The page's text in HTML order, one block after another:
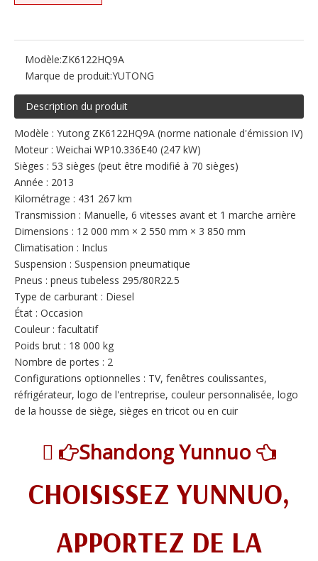
Modèle:ZK6122HQ9A
Marque de produit:YUTONG
Description du produit
Modèle : Yutong ZK6122HQ9A (norme nationale d'émission IV)
Moteur : Weichai WP10.336E40 (247 kW)
Sièges : 53 sièges (peut être modifié à 70 sièges)
Année : 2013
Kilométrage : 431 267 km
Transmission : Manuelle, 6 vitesses avant et 1 marche arrière
Dimensions : 12 000 mm × 2 550 mm × 3 850 mm
Climatisation : Inclus
Suspension : Suspension pneumatique
Pneus : pneus tubeless 295/80R22.5
Type de carburant : Diesel
État : Occasion
Couleur : facultatif
Poids brut : 18 000 kg
Nombre de portes : 2
Configurations optionnelles : TV, fenêtres coulissantes,
réfrigérateur, logo de l'entreprise, couleur personnalisée, logo
de la housse de siège, sièges en tricot ou en cuir
 Shandong Yunnuo 
CHOISISSEZ YUNNUO,
APPORTEZ DE LA